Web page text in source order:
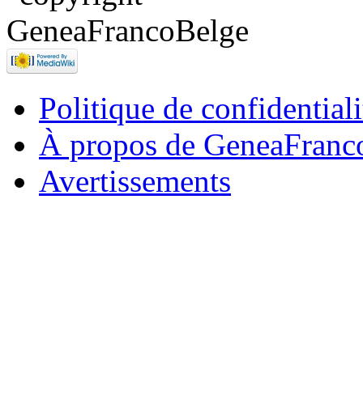
Politique de
À propos de
Avertissements